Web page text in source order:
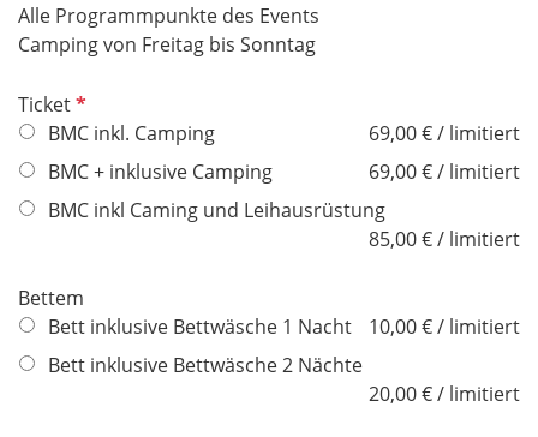
Alle Programmpunkte des Events
Camping von Freitag bis Sonntag
TicketP
f
l
c
f
e
l
BMC inkl. Camping
69,00 € / limitiert
BMC + inklusive Camping
69,00 € / limitiert
BMC inkl Caming und Leihausrüstung
85,00 € / limitiert
Bettem
Bett inklusive Bettwäsche 1 Nacht
10,00 € / limitiert
Bett inklusive Bettwäsche 2 Nächte
20,00 € / limitiert